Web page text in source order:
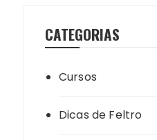
CATEGORIAS
Cursos
Dicas de Feltro